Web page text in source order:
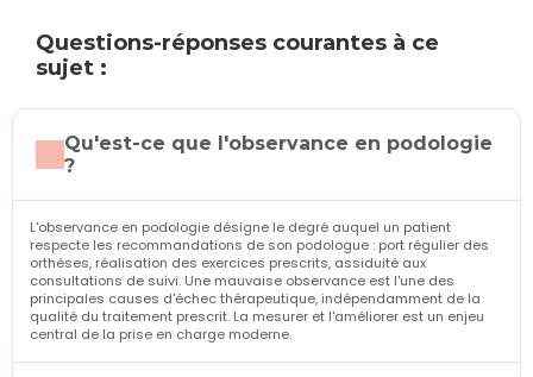
Questions-réponses courantes à ce
sujet :
Qu'est-ce que l'observance en podologie
?
L'observance en podologie désigne le degré auquel un patient
respecte les recommandations de son podologue : port régulier des
orthèses, réalisation des exercices prescrits, assiduité aux
consultations de suivi. Une mauvaise observance est l'une des
principales causes d'échec thérapeutique, indépendamment de la
qualité du traitement prescrit. La mesurer et l'améliorer est un enjeu
central de la prise en charge moderne.